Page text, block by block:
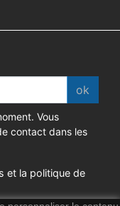
ok
Vous
contact dans les
et la politique de